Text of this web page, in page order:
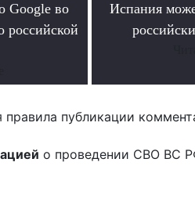
Google во
российской
Испания
публикации
о проведении СВО ВС